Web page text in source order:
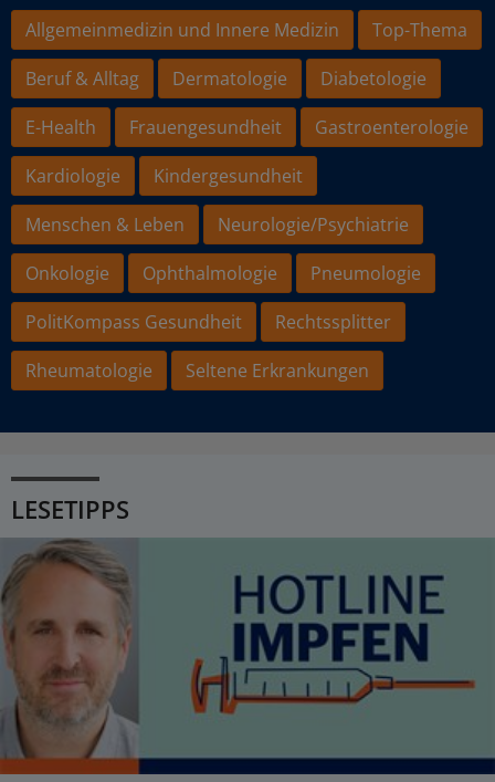
Allgemeinmedizin und Innere Medizin
Top-Thema
Beruf & Alltag
Dermatologie
Diabetologie
E-Health
Frauengesundheit
Gastroenterologie
Kardiologie
Kindergesundheit
Menschen & Leben
Neurologie/Psychiatrie
Onkologie
Ophthalmologie
Pneumologie
PolitKompass Gesundheit
Rechtssplitter
Rheumatologie
Seltene Erkrankungen
LESETIPPS